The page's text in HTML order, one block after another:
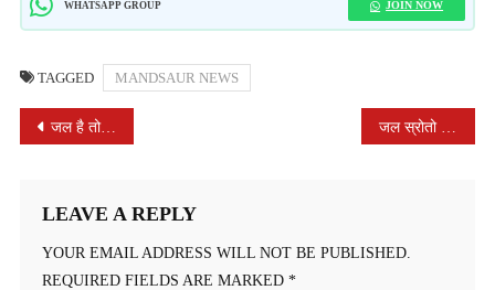
WHATSAPP GROUP JOIN NOW
TAGGED MANDSAUR NEWS
POST
जल है तो कल है, ग्राम बाजखेड़ी मे दिवार लेखन किया
LEAVE A REPLY
YOUR EMAIL ADDRESS WILL NOT BE PUBLISHED.
REQUIRED FIELDS ARE MARKED *